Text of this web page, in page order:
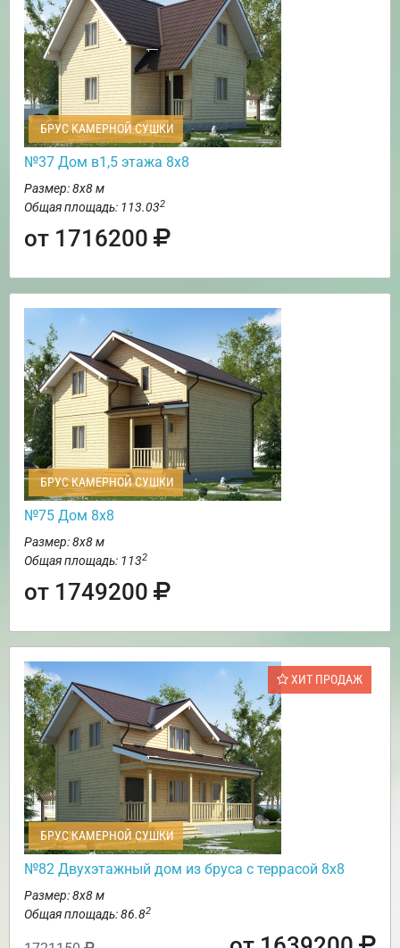
БРУС КАМЕРНОЙ СУШКИ
№37 Дом в1,5 этажа 8х8
Размер: 8х8 м
Общая площадь: 113.032
от 1716200
БРУС КАМЕРНОЙ СУШКИ
№75 Дом 8х8
Размер: 8х8 м
Общая площадь: 1132
от 1749200
ХИТ ПРОДАЖ
БРУС КАМЕРНОЙ СУШКИ
№82 Двухэтажный дом из бруса с террасой 8х8
Размер: 8х8 м
Общая площадь: 86.82